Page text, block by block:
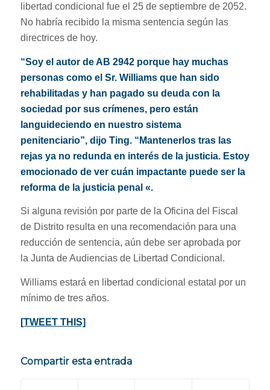
libertad condicional fue el 25 de septiembre de 2052.
No habría recibido la misma sentencia según las
directrices de hoy.
“Soy el autor de AB 2942 porque hay muchas
personas como el Sr. Williams que han sido
rehabilitadas y han pagado su deuda con la
sociedad por sus crímenes, pero están
languideciendo en nuestro sistema
penitenciario”, dijo Ting. “Mantenerlos tras las
rejas ya no redunda en interés de la justicia. Estoy
emocionado de ver cuán impactante puede ser la
reforma de la justicia penal «.
Si alguna revisión por parte de la Oficina del Fiscal
de Distrito resulta en una recomendación para una
reducción de sentencia, aún debe ser aprobada por
la Junta de Audiencias de Libertad Condicional.
Williams estará en libertad condicional estatal por un
mínimo de tres años.
[TWEET THIS]
Compartir esta entrada